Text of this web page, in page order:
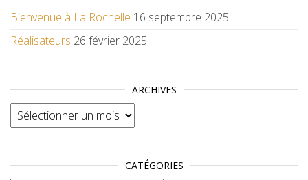
Bienvenue à La Rochelle 16 septembre 2025
Réalisateurs 26 février 2025
ARCHIVES
Archives
CATÉGORIES